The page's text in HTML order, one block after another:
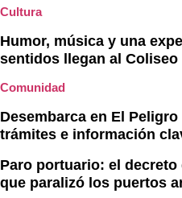
Cultura
Humor, música y una
sentidos llegan al Coliseo
Comunidad
Desembarca en El
trámites e información
Paro portuario: el
que paralizó los puertos